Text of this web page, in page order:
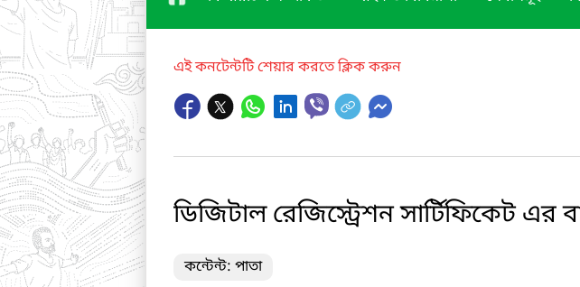
এই কনটেন্টটি শেয়ার করতে ক্লিক করুন
ডিজিটাল রেজিস্ট্রেশন সার্টিফিকেট এর
কন্টেন্ট: পাতা